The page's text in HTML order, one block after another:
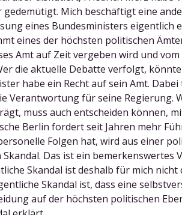
gedemütigt. Mich beschäftigt eine
eines Bundesministers eigentlich
eines der höchsten politischen
Amt auf Zeit vergeben wird und
die aktuelle Debatte verfolgt,
habe ein Recht auf sein Amt.
Verantwortung für seine Regierung.
muss auch entscheiden können,
Berlin fordert seit Jahren mehr
Folgen hat, wird aus einer
Das ist ein bemerkenswertes
Skandal ist deshalb für mich nicht
Skandal ist, dass eine
auf der höchsten politischen